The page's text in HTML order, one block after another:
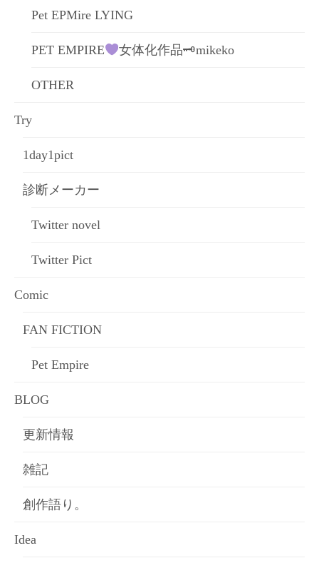
Pet EPMire LYING
PET EMPIRE 女体化作品🗝mikeko
OTHER
Try
1day1pict
診断メーカー
Twitter novel
Twitter Pict
Comic
FAN FICTION
Pet Empire
BLOG
更新情報
雑記
創作語り。
Idea